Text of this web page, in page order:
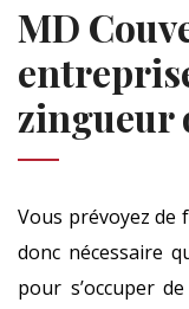
MD
zingueur
Vous prévoyez de
donc nécessaire
pour s’occuper